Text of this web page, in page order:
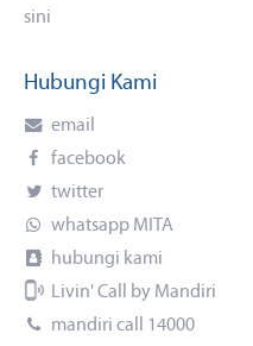
sini
Hubungi Kami
email
facebook
twitter
whatsapp MITA
hubungi kami
Livin' Call by Mandiri
mandiri call 14000